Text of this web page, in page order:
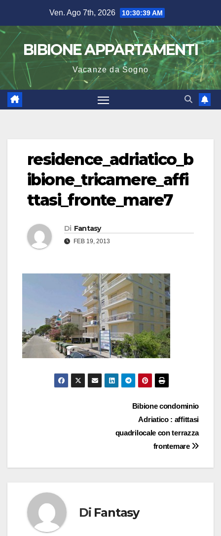
contenuto
Ven. Ago 7th, 2026 10:30:39 AM
BIBIONE APPARTAMENTI
Vacanze da Sogno
residence_adriatico_b
ibione_tricamere_affi
ttasi_fronte_mare7
Di Fantasy
FEB 19, 2013
Bibione condominio
Adriatico : affittasi
quadrilocale con terrazza
frontemare
Di Fantasy